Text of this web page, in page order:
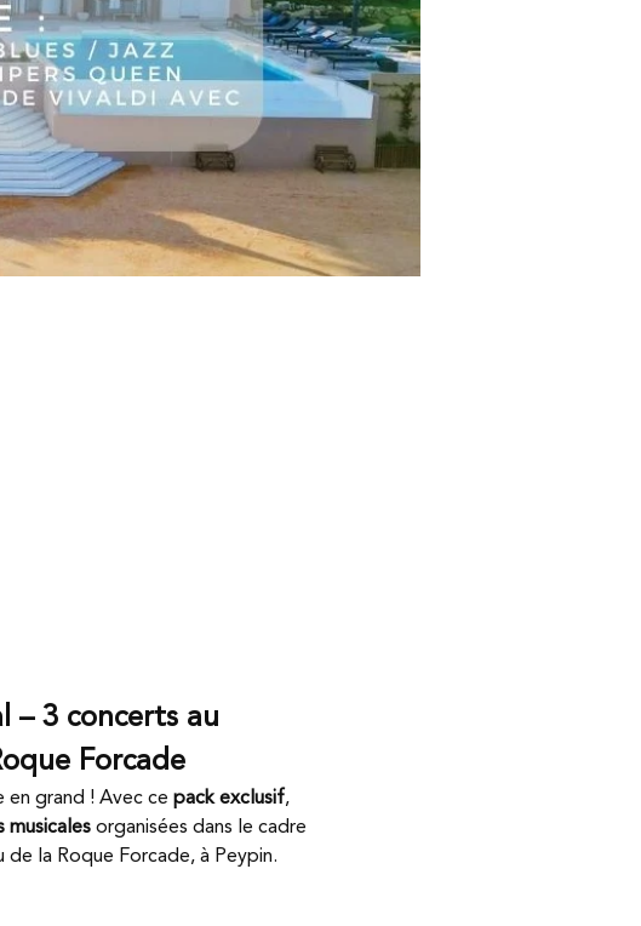
– 3 concerts au
Forcade
grand ! Avec ce pack exclusif,
musicales organisées dans le cadre
la Roque Forcade, à Peypin.